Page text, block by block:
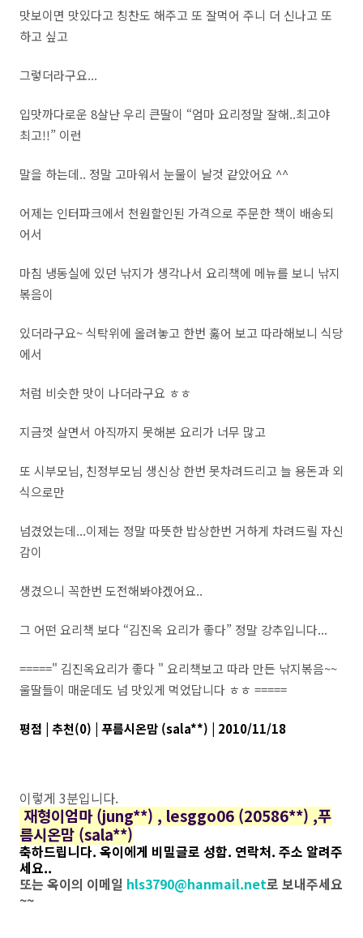
맛보이면 맛있다고 칭찬도 해주고 또 잘먹어 주니 더 신나고 또
하고 싶고
그렇더라구요...
입맛까다로운 8살난 우리 큰딸이 “엄마 요리정말 잘해..최고야
최고!!” 이런
말을 하는데.. 정말 고마워서 눈물이 날것 같았어요 ^^
어제는 인터파크에서 천원할인된 가격으로 주문한 책이 배송되
어서
마침 냉동실에 있던 낚지가 생각나서 요리책에 메뉴를 보니 낚지
볶음이
있더라구요~ 식탁위에 올려놓고 한번 훓어 보고 따라해보니 식당
에서
처럼 비슷한 맛이 나더라구요 ㅎㅎ
지금껏 살면서 아직까지 못해본 요리가 너무 많고
또 시부모님, 친정부모님 생신상 한번 못차려드리고 늘 용돈과 외
식으로만
넘겼었는데...이제는 정말 따뜻한 밥상한번 거하게 차려드릴 자신
감이
생겼으니 꼭한번 도전해봐야겠어요..
그 어떤 요리책 보다 “김진옥 요리가 좋다” 정말 강추입니다...
=====" 김진옥요리가 좋다 " 요리책보고 따라 만든 낚지볶음~~
울딸들이 매운데도 넘 맛있게 먹었답니다 ㅎㅎ =====
평점 | 추천(0) | 푸름시온맘 (sala**) | 2010/11/18
이렇게 3분입니다.
재형이엄마 (jung**) , lesggo06 (20586**) ,푸
름시온맘 (sala**)
축하드립니다. 옥이에게 비밀글로 성함. 연락처. 주소 알려주
세요..
또는 옥이의 이메일 hls3790@hanmail.net로 보내주세요
~~